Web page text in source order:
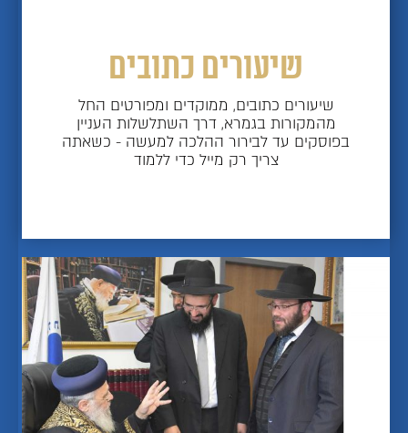
שיעורים כתובים
שיעורים כתובים, ממוקדים ומפורטים החל
מהמקורות בגמרא, דרך השתלשלות העניין
בפוסקים עד לבירור ההלכה למעשה - כשאתה
צריך רק מייל כדי ללמוד